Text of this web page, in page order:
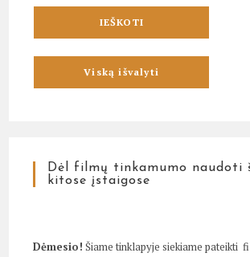
Dėl filmų tinkamumo naudoti
kitose įstaigose
Dėmesio! Šiame tinklapyje siekiame pateikti